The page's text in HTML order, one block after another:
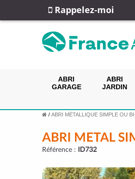
Rappelez-moi
ABRI
GARAGE
ABRI
JARDIN
/ ABRI MÉTALLIQUE SIMPLE OU
ABRI METAL
Référence : ID732